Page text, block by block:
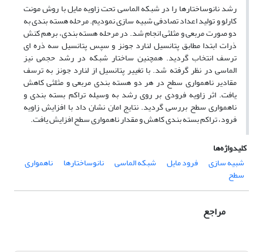
رشد نانوساختارها را در شبکه الماسی تحت زاویه مایل با روش مونت
کارلو و تولید اعداد تصادفی شبیه سازی نمودیم. مرحله هسته بندی به
دو صورت مربعی و مثلثی انجام شد. در مرحله هسته بندی، برهم کنش
ذرات ابتدا مطابق پتانسیل لنارد جونز و سپس پتانسیل سه ذره ای
ترسف انتخاب گردید. همچنین ساختار شبکه در رشد حجمی نیز
الماسی در نظر گرفته شد. با تغییر پتانسیل از لنارد جونز به ترسف
مقادیر ناهمواری سطح در هر دو هسته بندی مربعی و مثلثی کاهش
یافت. اثر زاویه فرودی بر روی رشد به وسیله تراکم بسته بندی و
ناهمواری سطح بررسی گردید. نتایج امان نشان داد با افزایش زاویه
فرود، تراکم بسته بندی کاهش و مقدار ناهمواری سطح افزایش یافت.
کلیدواژه‌ها
شبیه سازی
فرود مایل شبکه الماسی نانوساختارها ناهمواری
سطح
مراجع